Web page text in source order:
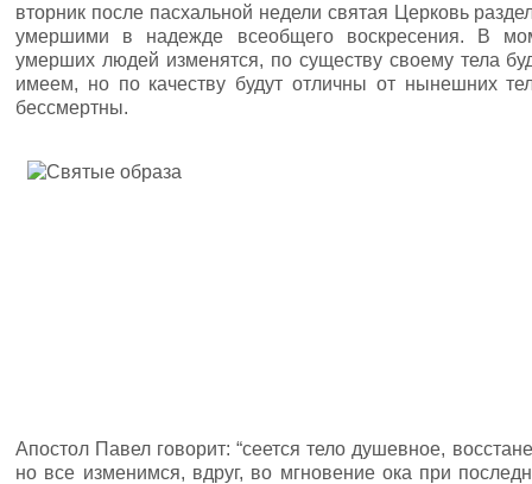
вторник после пасхальной недели святая Церковь
умершими в надежде всеобщего воскресения. В
умерших людей изменятся, по существу своему тела
имеем, но по качеству будут отличны от нынешних
бессмертны.
Апостол Павел говорит: “сеется тело душевное,
но все изменимся, вдруг, во мгновение ока при